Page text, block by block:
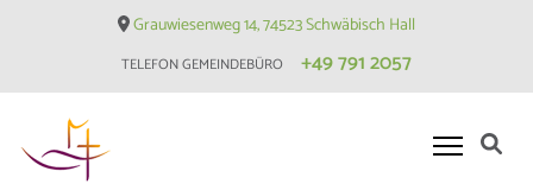
Grauwiesenweg 14, 74523 Schwäbisch Hall
TELEFON GEMEINDEBÜRO +49 791 2057